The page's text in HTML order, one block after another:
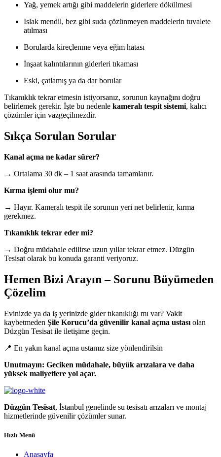
Yağ, yemek artığı gibi maddelerin giderlere dökülmesi
Islak mendil, bez gibi suda çözünmeyen maddelerin tuvalete
atılması
Borularda kireçlenme veya eğim hatası
İnşaat kalıntılarının giderleri tıkaması
Eski, çatlamış ya da dar borular
Tıkanıklık tekrar etmesin istiyorsanız, sorunun kaynağını doğru
belirlemek gerekir. İşte bu nedenle kameralı tespit sistemi, kalıcı
çözümler için vazgeçilmezdir.
Sıkça Sorulan Sorular
Kanal açma ne kadar sürer?
→ Ortalama 30 dk – 1 saat arasında tamamlanır.
Kırma işlemi olur mu?
→ Hayır. Kameralı tespit ile sorunun yeri net belirlenir, kırma
gerekmez.
Tıkanıklık tekrar eder mi?
→ Doğru müdahale edilirse uzun yıllar tekrar etmez. Düzgün
Tesisat olarak bu konuda garanti veriyoruz.
Hemen Bizi Arayın – Sorunu Büyümeden
Çözelim
Evinizde ya da iş yerinizde gider tıkanıklığı mı var? Vakit
kaybetmeden Şile Korucu’da güvenilir kanal açma ustası olan
Düzgün Tesisat ile iletişime geçin.
📍 En yakın kanal açma ustamız size yönlendirilsin
Unutmayın: Geciken müdahale, büyük arızalara ve daha
yüksek maliyetlere yol açar.
Düzgün Tesisat, İstanbul genelinde su tesisatı arızaları ve montaj
hizmetlerinde güvenilir çözümler sunar.
Hızlı Menü
Anasayfa